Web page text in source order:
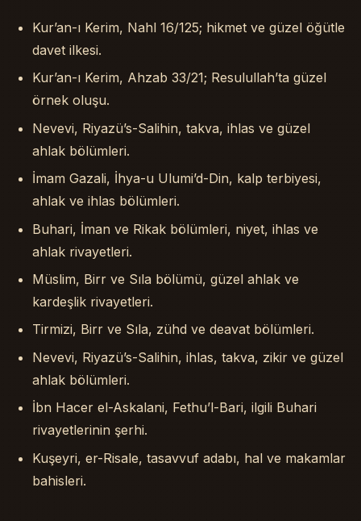
Kur’an-ı Kerim, Nahl 16/125; hikmet ve güzel öğütle
davet ilkesi.
Kur’an-ı Kerim, Ahzab 33/21; Resulullah’ta güzel
örnek oluşu.
Nevevi, Riyazü’s-Salihin, takva, ihlas ve güzel
ahlak bölümleri.
İmam Gazali, İhya-u Ulumi’d-Din, kalp terbiyesi,
ahlak ve ihlas bölümleri.
Buhari, İman ve Rikak bölümleri, niyet, ihlas ve
ahlak rivayetleri.
Müslim, Birr ve Sıla bölümü, güzel ahlak ve
kardeşlik rivayetleri.
Tirmizi, Birr ve Sıla, zühd ve deavat bölümleri.
Nevevi, Riyazü’s-Salihin, ihlas, takva, zikir ve güzel
ahlak bölümleri.
İbn Hacer el-Askalani, Fethu’l-Bari, ilgili Buhari
rivayetlerinin şerhi.
Kuşeyri, er-Risale, tasavvuf adabı, hal ve makamlar
bahisleri.